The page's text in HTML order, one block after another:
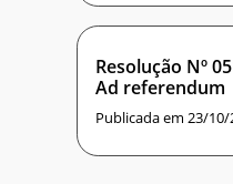
Resolução Nº
Ad referendum
Publicada em 23/10/